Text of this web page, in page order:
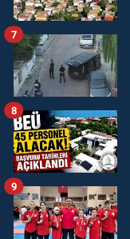
7
8
9